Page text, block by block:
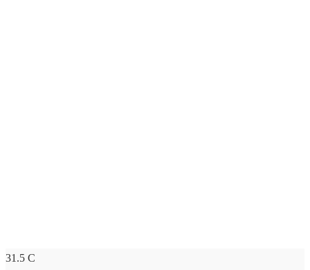
31.5 C